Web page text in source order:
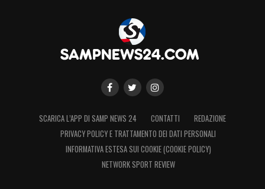
SCARICA L’APP DI SAMP NEWS 24 CONTATTI
REDAZIONE
PRIVACY POLICY E TRATTAMENTO DEI DATI PERSONALI
INFORMATIVA ESTESA SUI COOKIE (COOKIE POLICY)
NETWORK SPORT REVIEW